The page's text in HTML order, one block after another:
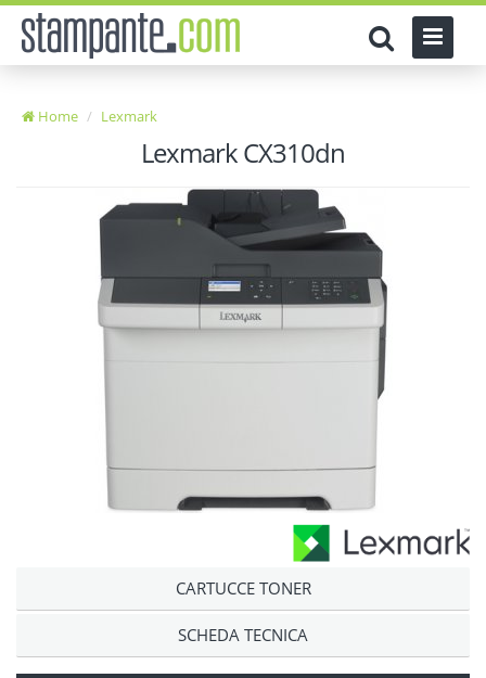
Home Lexmark
Lexmark CX310dn
CARTUCCE TONER
SCHEDA TECNICA